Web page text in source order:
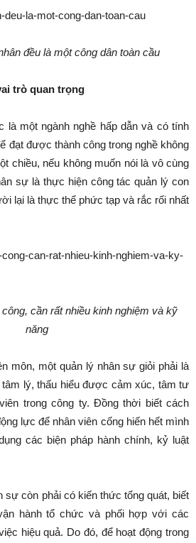
đều là một công dân toàn cầu
trò quan trọng
là một ngành nghề hấp dẫn và có tính
đạt được thành công trong nghề không
chiều, nếu không muốn nói là vô cùng
sự là thực hiện công tác quản lý con
lại là thực thể phức tạp và rắc rối nhất
cần rất nhiều kinh nghiệm và kỹ
năng
môn, một quản lý nhân sự giỏi phải là
lý, thấu hiểu được cảm xúc, tâm tư
trong công ty. Đồng thời biết cách
lực để nhân viên cống hiến hết mình
các biện pháp hành chính, kỷ luật
sự còn phải có kiến thức tổng quát, biết
hành tổ chức và phối hợp với các
hiệu quả. Do đó, để hoạt động trong